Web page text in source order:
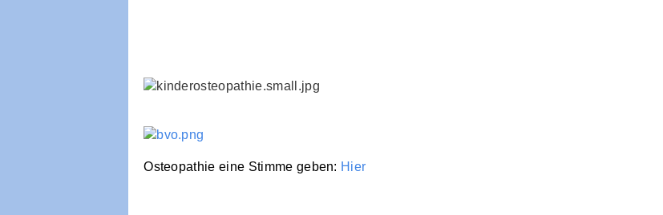
Osteopathie eine Stimme geben: Hier